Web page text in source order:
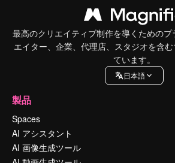
最高のクリエイティブ制作を導くためのプ
エイター、企業、代理店、スタジオを含
ています。
日本語
製品
Spaces
AI アシスタント
AI 画像生成ツール